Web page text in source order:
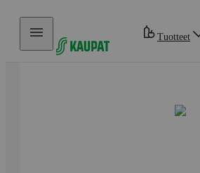
Hyppää sisältöön
Tuotteet